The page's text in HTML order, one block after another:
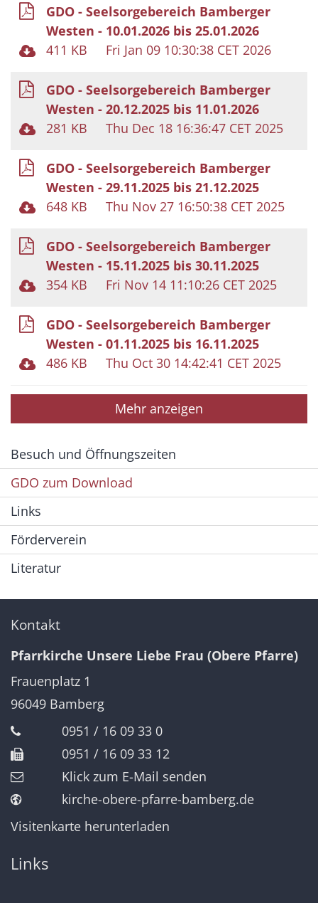
GDO - Seelsorgebereich Bamberger
Westen - 10.01.2026 bis 25.01.2026
411 KB
Fri Jan 09 10:30:38 CET 2026
GDO - Seelsorgebereich Bamberger
Westen - 20.12.2025 bis 11.01.2026
281 KB
Thu Dec 18 16:36:47 CET 2025
GDO - Seelsorgebereich Bamberger
Westen - 29.11.2025 bis 21.12.2025
648 KB
Thu Nov 27 16:50:38 CET 2025
GDO - Seelsorgebereich Bamberger
Westen - 15.11.2025 bis 30.11.2025
354 KB
Fri Nov 14 11:10:26 CET 2025
GDO - Seelsorgebereich Bamberger
Westen - 01.11.2025 bis 16.11.2025
486 KB
Thu Oct 30 14:42:41 CET 2025
Mehr anzeigen
Besuch und Öffnungszeiten
GDO zum Download
Links
Förderverein
Literatur
Kontakt
Pfarrkirche Unsere Liebe Frau (Obere Pfarre)
Frauenplatz 1
96049 Bamberg
0951 / 16 09 33 0
0951 / 16 09 33 12
Klick zum E-Mail senden
kirche-obere-pfarre-bamberg.de
Visitenkarte herunterladen
Links